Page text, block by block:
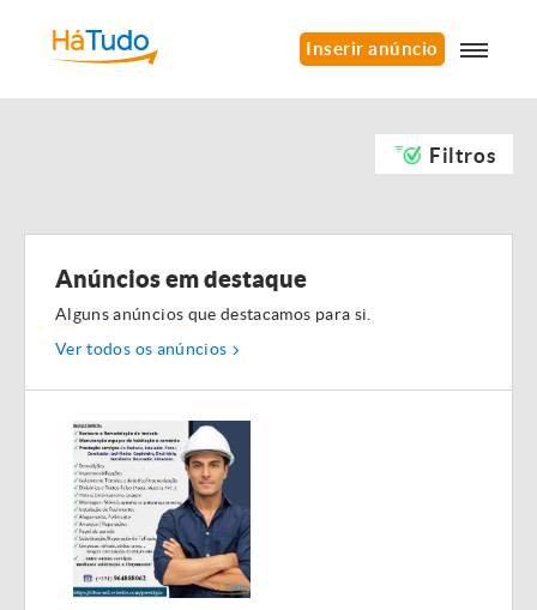
Inserir anúncio
Filtros
Anúncios em destaque
Alguns anúncios que destacamos para si.
Ver todos os anúncios